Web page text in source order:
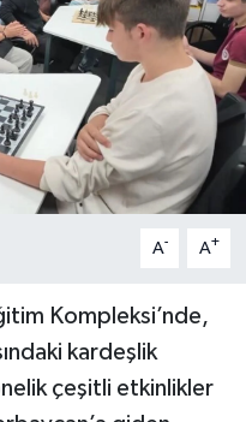
A- A+
Kompleksi’nde,
kardeşlik
çeşitli etkinlikler